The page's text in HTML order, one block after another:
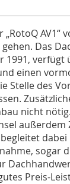
AV1“
Das
1991,
einen
Stelle des
nicht
außerdem
sogar
Preis-